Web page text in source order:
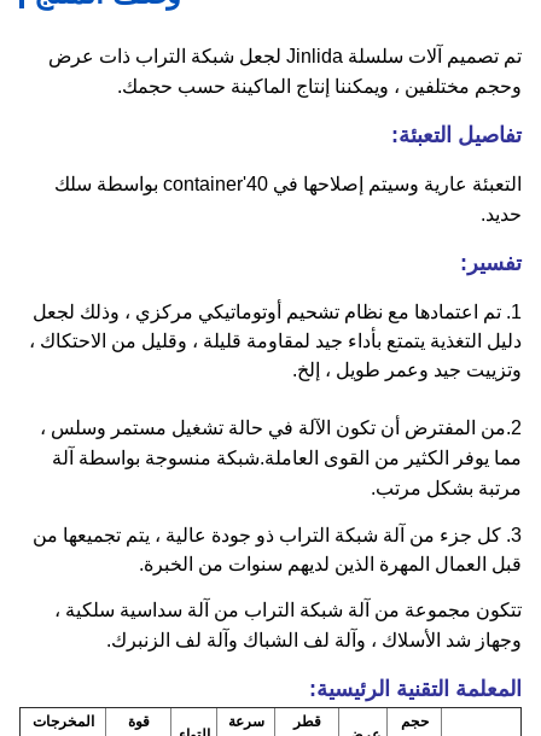
تم تصميم آلات سلسلة Jinlida لجعل شبكة التراب ذات عرض
وحجم مختلفين ، ويمكننا إنتاج الماكينة حسب حجمك.
تفاصيل التعبئة:
التعبئة عارية وسيتم إصلاحها في 40'container بواسطة سلك
حديد.
تفسير:
1. تم اعتمادها مع نظام تشحيم أوتوماتيكي مركزي ، وذلك لجعل
دليل التغذية يتمتع بأداء جيد لمقاومة قليلة ، وقليل من الاحتكاك ،
وتزييت جيد وعمر طويل ، إلخ.
2. من المفترض أن تكون الآلة في حالة تشغيل مستمر وسلس ،
مما يوفر الكثير من القوى العاملة.شبكة منسوجة بواسطة آلة
مرتبة بشكل مرتب.
3. كل جزء من آلة شبكة التراب ذو جودة عالية ، يتم تجميعها من
قبل العمال المهرة الذين لديهم سنوات من الخبرة.
تتكون مجموعة من آلة شبكة التراب من آلة سداسية سلكية ،
وجهاز شد الأسلاك ، وآلة لف الشباك وآلة لف الزنبرك.
المعلمة التقنية الرئيسية:
حجم قطر سرعة قوة المخرجات